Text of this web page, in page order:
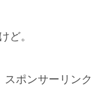
ど。
スポンサーリンク